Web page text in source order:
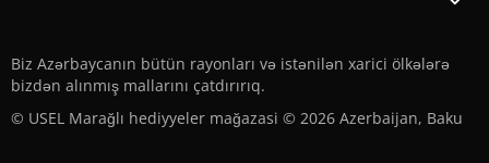
Biz Azərbaycanın bütün rayonları və istənilən xarici ölkələrə
bizdən alınmış mallarını çatdırırıq.
© USEL Marağlı hediyyeler mağazasi © 2026 Azerbaijan, Baku